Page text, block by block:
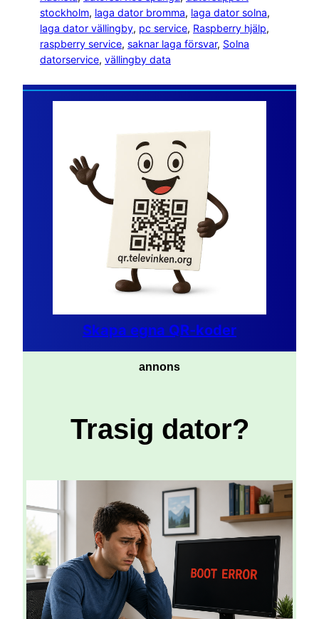
stockholm, laga dator bromma, laga dator solna
laga dator vällingby, pc service, Raspberry hjälp
raspberry service, saknar laga försvar, Solna
datorservice, vällingby data
Skapa egna QR-koder
annons
Trasig dator?